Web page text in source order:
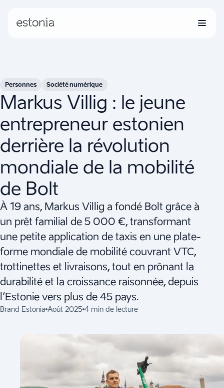
Personnes Société numérique
Markus Villig : le jeune
entrepreneur estonien
derrière la révolution
mondiale de la mobilité
de Bolt
À 19 ans, Markus Villig a fondé Bolt grâce à
un prêt familial de 5 000 €, transformant
une petite application de taxis en une plate-
forme mondiale de mobilité couvrant VTC,
trottinettes et livraisons, tout en prônant la
durabilité et la croissance raisonnée, depuis
l’Estonie vers plus de 45 pays.
Brand Estonia Août 2025 4 min de lecture